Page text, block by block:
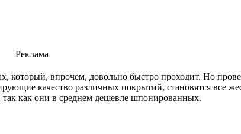
Реклама
который, впрочем, довольно быстро проходит. Но
качество различных покрытий, становятся все
как они в среднем дешевле шпонированных.